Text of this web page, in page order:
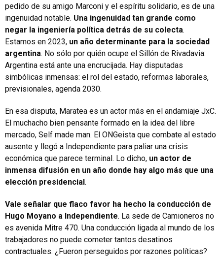
pedido de su amigo Marconi y el espíritu solidario, es de una
ingenuidad notable. Una ingenuidad tan grande como
negar la ingeniería política detrás de su colecta.
Estamos en 2023, un año determinante para la sociedad
argentina. No sólo por quién ocupe el Sillón de Rivadavia:
Argentina está ante una encrucijada. Hay disputadas
simbólicas inmensas: el rol del estado, reformas laborales,
previsionales, agenda 2030.
En esa disputa, Maratea es un actor más en el andamiaje JxC.
El muchacho bien pensante formado en la idea del libre
mercado, Self made man. El ONGeista que combate al estado
ausente y llegó a Independiente para paliar una crisis
económica que parece terminal. Lo dicho, un actor de
inmensa difusión en un año donde hay algo más que una
elección presidencial.
Vale señalar que flaco favor ha hecho la conducción de
Hugo Moyano a Independiente. La sede de Camioneros no
es avenida Mitre 470. Una conducción ligada al mundo de los
trabajadores no puede cometer tantos desatinos
contractuales. ¿Fueron perseguidos por razones políticas?